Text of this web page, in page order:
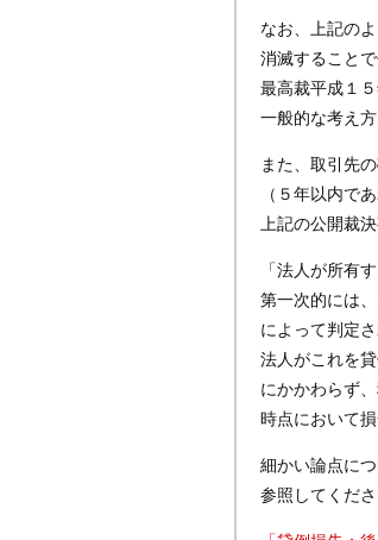
なお、上記の
消滅すること
最高裁平成１
一般的な考え方
また、取引先
（５年以内で
上記の公開裁
「法人が所有
第一次的には
によって判定
法人がこれを
にかかわらず
時点において
細かい論点に
参照してくださ